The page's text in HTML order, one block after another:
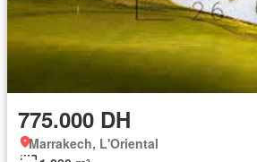
775.000 DH
Marrakech, L'Oriental